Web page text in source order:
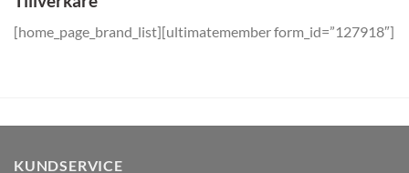
[home_page_brand_list][ultimatemember form_id=”127918″]
KUNDSERVICE